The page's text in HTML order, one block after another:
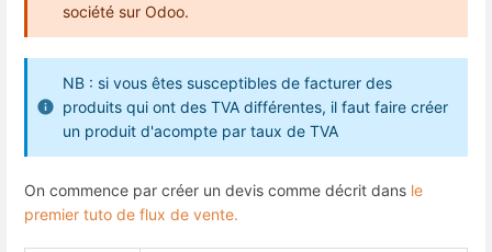
société sur Odoo.
NB : si vous êtes susceptibles de facturer des
produits qui ont des TVA différentes, il faut faire créer
un produit d'acompte par taux de TVA
On commence par créer un devis comme décrit dans le
premier tuto de flux de vente.